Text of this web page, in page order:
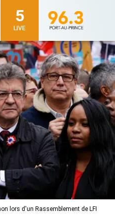
5
LIVE
lors d'un Rassemblement de LFI